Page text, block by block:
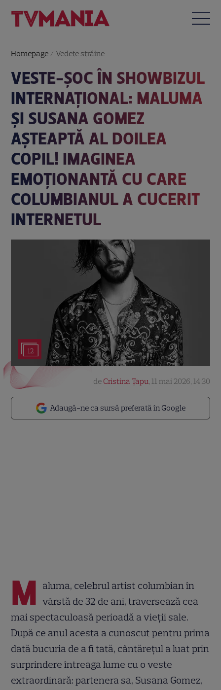
Homepage /Vedete străine
VESTE-ȘOC ÎN SHOWBIZUL
INTERNAȚIONAL: MALUMA
ȘI SUSANA GOMEZ
AȘTEAPTĂ AL DOILEA
COPIL! IMAGINEA
EMOȚIONANTĂ CU CARE
COLUMBIANUL A CUCERIT
INTERNETUL
12
Adaugă-ne ca sursă preferată în Google
de Cristina Țapu, 11 mai 2026, 14:30
M aluma, celebrul artist columbian în
vârstă de 32 de ani, traversează cea
mai spectaculoasă perioadă a vieții sale.
După ce anul acesta a cunoscut pentru prima
dată bucuria de a fi tată, cântărețul a luat prin
surprindere întreaga lume cu o veste
extraordinară: partenera sa, Susana Gomez,